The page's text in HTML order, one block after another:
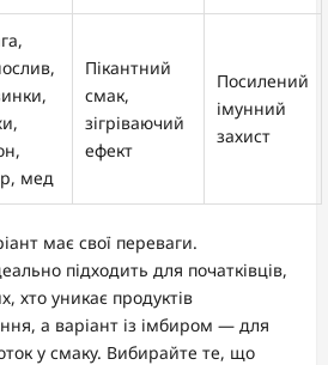
мед
Пікантний
смак,
зігріваючий
ефект
Посилений
імунний
захист
має свої переваги.
підходить для початківців,
хто уникає продуктів
а варіант із імбиром — для
у смаку. Вибирайте те, що